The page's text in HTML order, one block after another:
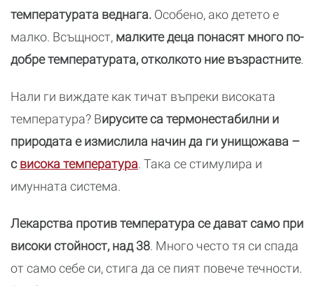
температурата веднага. Особено, ако детето е
малко. Всъщност, малките деца понасят много по-
добре температурата, отколкото ние възрастните.
Нали ги виждате как тичат въпреки високата
температура? Вирусите са термонестабилни и
природата е измислила начин да ги унищожава –
свисока температура. Така се стимулира и
имунната система.
Лекарства против температура се дават само при
високи стойност, над 38. Много често тя си спада
от само себе си, стига да се пият повече течности.